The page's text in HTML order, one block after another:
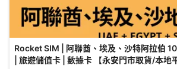
Rocket SIM | 阿聯酋、埃及、沙特阿拉伯 10日上網卡 (每日1GB)
| 旅遊儲值卡 | 數據卡 【永安門市取貨/本地